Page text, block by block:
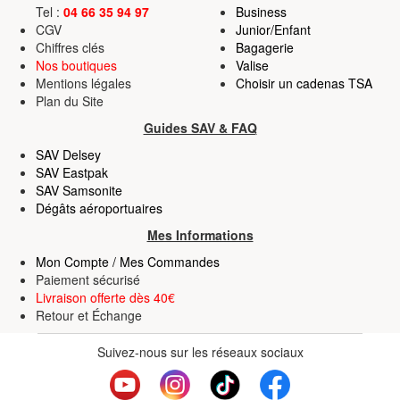
Tel : 04 66 35 94 97
CGV
Chiffres clés
Nos boutiques
Mentions légales
Plan du Site
Business
Junior/Enfant
Bagagerie
Valise
Choisir un cadenas TSA
Guides SAV & FAQ
SAV Delsey
SAV Eastpak
SAV Samsonite
Dégâts aéroportuaires
Mes Informations
Mon Compte / Mes Commandes
Paiement sécurisé
Livraison offerte dès 40€
Retour et Échange
Suivez-nous sur les réseaux sociaux